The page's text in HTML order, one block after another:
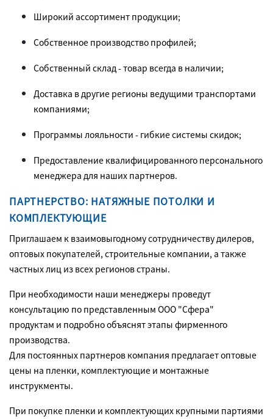
Широкий ассортимент продукции;
Собственное производство профилей;
Собственный склад - товар всегда в наличии;
Доставка в другие регионы ведущими транспортами
компаниями;
Программы лояльности - гибкие системы скидок;
Предоставление квалифицированного персонального
менеджера для наших партнеров.
ПАРТНЕРСТВО: НАТЯЖНЫЕ ПОТОЛКИ И
КОМПЛЕКТУЮЩИЕ
Приглашаем к взаимовыгодному сотрудничеству дилеров,
оптовых покупателей, строительные компании, а также
частных лиц из всех регионов страны.
При необходимости наши менеджеры проведут
консультацию по представленным ООО "Сфера"
продуктам и подробно объяснят этапы фирменного
производства.
Для постоянных партнеров компания предлагает оптовые
цены на пленки, комплектующие и монтажные
инструкменты.
При покупке пленки и комплектующих крупными партиями